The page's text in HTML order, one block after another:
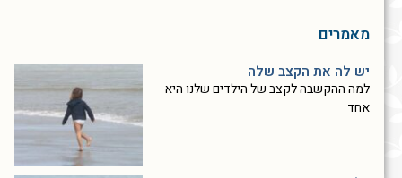
מאמרים
יש לה את הקצב שלה
למה ההקשבה לקצב של הילדים שלנו היא
אחד